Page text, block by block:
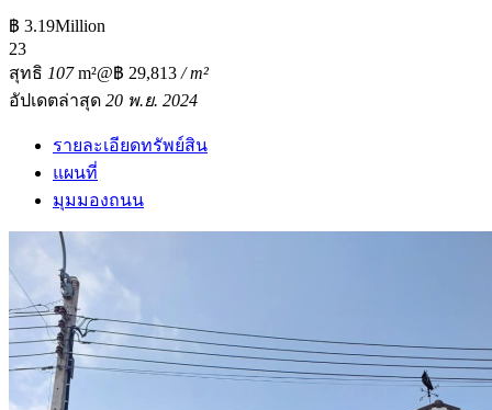
฿ 3.19Million
23
สุทธิ 107m²@฿ 29,813 / m²
อัปเดตล่าสุด 20 พ.ย. 2024
รายละเอียดทรัพย์สิน
แผนที่
มุมมองถนน